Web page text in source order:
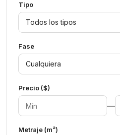
Tipo
Todos los tipos
Fase
Cualquiera
Precio ($)
—
Metraje (m²)